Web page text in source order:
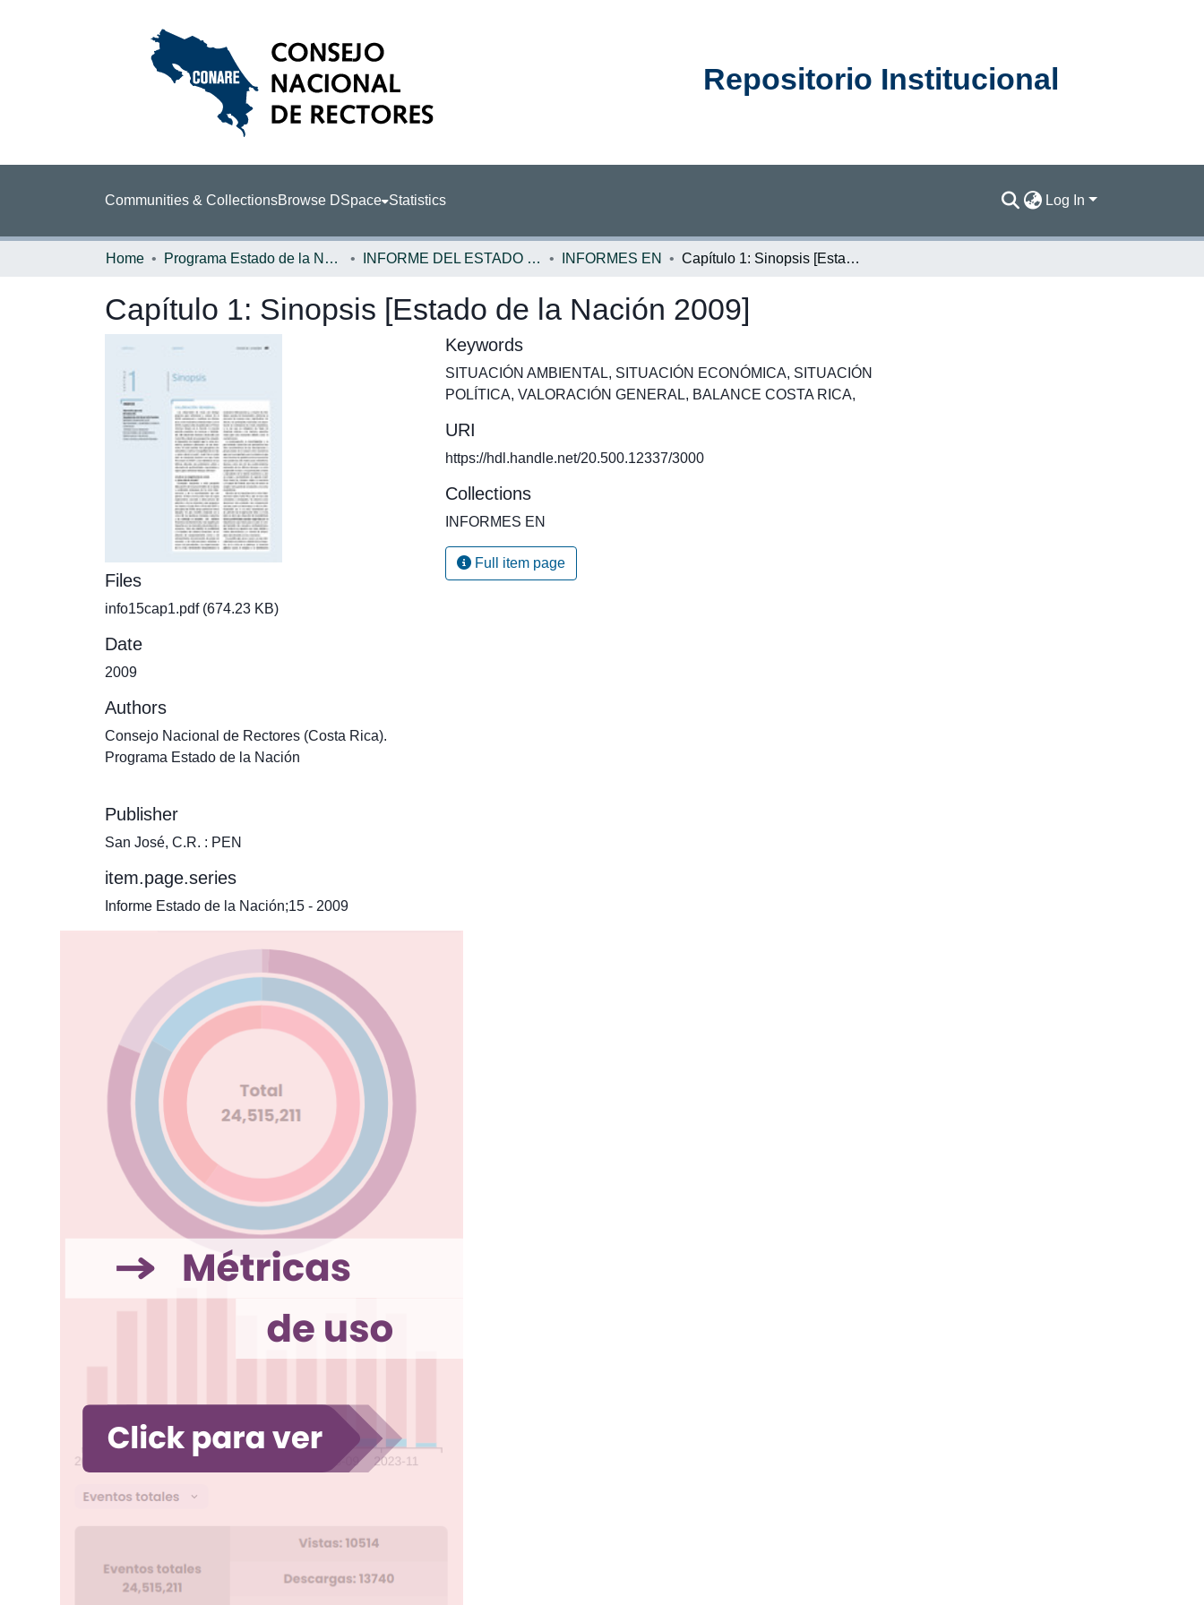
Repositorio Institucional
Communities & CollectionsBrowse DSpace Statistics Log In
Home Programa Estado de la Nación (PEN) INFORME DEL ESTADO DE LA NACION INFORMES EN Capítulo 1: Sinopsis [Estado de la Nación 2009]
Capítulo 1: Sinopsis [Estado de la Nación 2009]
Files
info15cap1.pdf(674.23 KB)
Date
2009
Authors
Consejo Nacional de Rectores (Costa Rica).
Programa Estado de la Nación
Publisher
San José, C.R. : PEN
item.page.series
Informe Estado de la Nación;15 - 2009
Keywords
SITUACIÓN AMBIENTAL, SITUACIÓN ECONÓMICA, SITUACIÓN
POLÍTICA, VALORACIÓN GENERAL, BALANCE COSTA RICA,
URI
https://hdl.handle.net/20.500.12337/3000
Collections
INFORMES EN
Full item page